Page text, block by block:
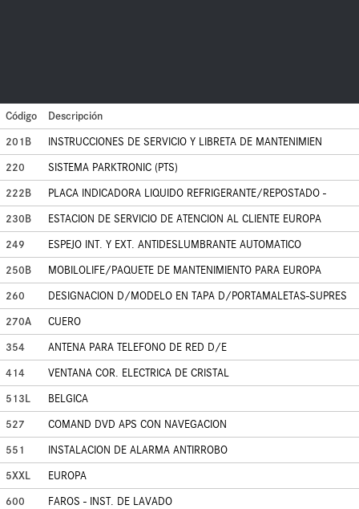
Código
Descripción
201B
INSTRUCCIONES DE SERVICIO Y LIBRETA DE MANTENIMIEN
220
SISTEMA PARKTRONIC (PTS)
222B
PLACA INDICADORA LIQUIDO REFRIGERANTE/REPOSTADO -
230B
ESTACION DE SERVICIO DE ATENCION AL CLIENTE EUROPA
249
ESPEJO INT. Y EXT. ANTIDESLUMBRANTE AUTOMATICO
250B
MOBILOLIFE/PAQUETE DE MANTENIMIENTO PARA EUROPA
260
DESIGNACION D/MODELO EN TAPA D/PORTAMALETAS-SUPRES
270A
CUERO
354
ANTENA PARA TELEFONO DE RED D/E
414
VENTANA COR. ELECTRICA DE CRISTAL
513L
BELGICA
527
COMAND DVD APS CON NAVEGACION
551
INSTALACION DE ALARMA ANTIRROBO
5XXL
EUROPA
600
FAROS - INST. DE LAVADO